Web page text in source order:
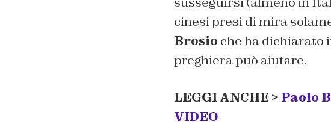
cinesi presi di mira
Brosio che ha dichiarato
preghiera può aiutare.
LEGGI ANCHE > Paolo
VIDEO